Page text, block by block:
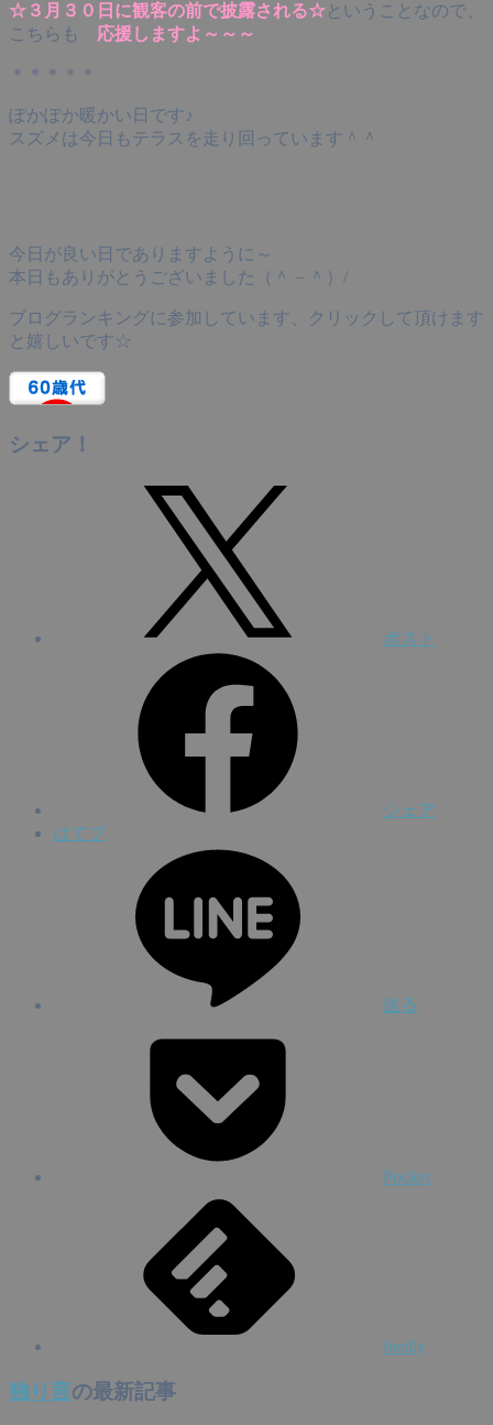
☆３月３０日に観客の前で披露される☆ということなので、
こちらも 応援しますよ～～～
＊＊＊＊＊
ぽかぽか暖かい日です♪
スズメは今日もテラスを走り回っています＾＾
今日が良い日でありますように～
本日もありがとうございました（＾－＾）/
ブログランキングに参加しています、クリックして頂けます
と嬉しいです☆
シェア！
ポスト
シェア
はてブ
送る
Pocket
feedly
独り言の最新記事